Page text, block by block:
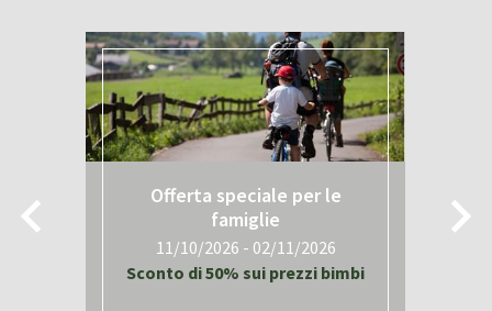
Offerta speciale per le
famiglie
11/10/2026 - 02/11/2026
Sconto di 50% sui prezzi bimbi